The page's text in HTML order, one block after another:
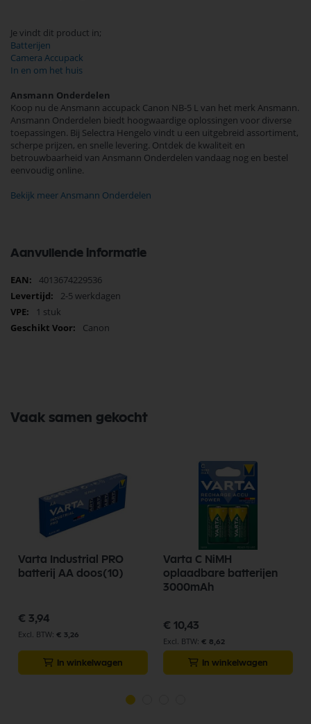
Je vindt dit product in;
Batterijen
Camera Accupack
In en om het huis
Ansmann Onderdelen
Koop nu de Ansmann accupack Canon NB-5 L van het merk Ansmann.
Ansmann Onderdelen biedt hoogwaardige oplossingen voor diverse
toepassingen. Bij Selectra Hengelo vindt u een uitgebreid assortiment,
scherpe prijzen, en snelle levering. Ontdek de kwaliteit en
betrouwbaarheid van Ansmann Onderdelen vandaag nog en bestel
eenvoudig online.
Bekijk meer Ansmann Onderdelen
Aanvullende informatie
Meer
informatie
4013674229536
2-5 werkdagen
1 stuk
Canon
Vaak samen gekocht
Varta Industrial PRO
batterij AA doos(10)
€ 3,94
€ 3,26
In winkelwagen
Varta C NiMH
oplaadbare batterijen
3000mAh
€ 10,43
€ 8,62
In winkelwagen